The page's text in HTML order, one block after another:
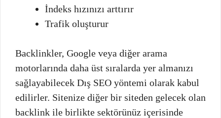
İndeks hızınızı arttırır
Trafik oluşturur
Backlinkler, Google veya diğer arama
motorlarında daha üst sıralarda yer almanızı
sağlayabilecek Dış SEO yöntemi olarak kabul
edilirler. Sitenize diğer bir siteden gelecek olan
backlink ile birlikte sektörünüz içerisinde